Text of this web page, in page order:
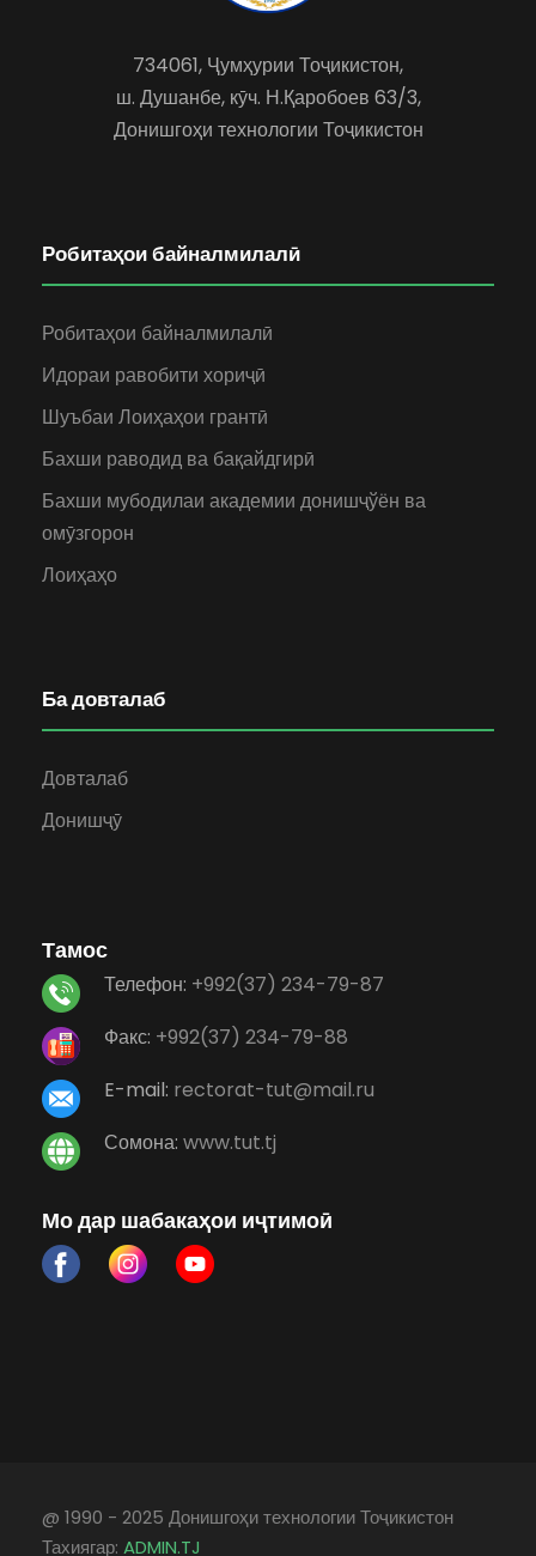
734061, Ҷумҳурии Тоҷикистон,
ш. Душанбе, кӯч. Н.Қаробоев 63/3,
Донишгоҳи технологии Тоҷикистон
Робитаҳои байналмилалӣ
Робитаҳои байналмилалӣ
Идораи равобити хориҷӣ
Шуъбаи Лоиҳаҳои грантӣ
Бахши раводид ва бақайдгирӣ
Бахши мубодилаи академии донишҷўён ва
омӯзгорон
Лоиҳаҳо
Ба довталаб
Довталаб
Донишҷӯ
Тамос
Телефон: +992(37) 234-79-87
Факс: +992(37) 234-79-88
E-mail: rectorat-tut@mail.ru
Сомона: www.tut.tj
Мо дар шабакаҳои иҷтимоӣ
@ 1990 - 2025 Донишгоҳи технологии Тоҷикистон
Тахиягар: ADMIN.TJ